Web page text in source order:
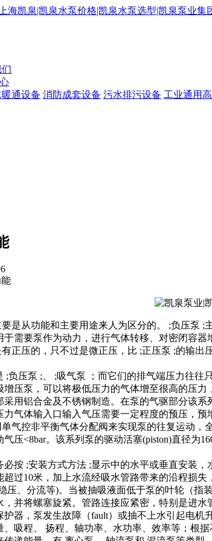
通设备 消防成套设备 污水排污设备 工业通用
是从功能和主要用途来人为区分的。 ;负压泵
于需要泵作为动力，进行气体转移、对密闭容
正压的，只不过是微正压，比 ;正压泵 ;的输出
压泵 ;、 ;吸气泵 ；而它们的排气端压力往往
压泵，可以将极低压力的气体增至很高的压
采用铝合金及不锈钢制造。在泵的气驱部分该
气体输入口输入气压需要一定程度的预压，
气控非平衡气体分配阀来实现泵的往复运动，
压<8bar。该系列泵的驱动活塞(piston)直径为
必按 ;安装方式方法 ;显示中的水平或垂直安装
超过10米，加上水流经吸水管路带来的沿程损
压、分流等)。当被抽吸液面低于泵的叶轮（指
，并将螺塞旋紧。管路连接应紧密，特别是进
器，泵发生故障（fault）或抽不上水引起电
、吸程、 扬程、轴功率、水功率、效率等；根